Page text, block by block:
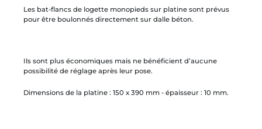
Les bat-flancs de logette monopieds sur platine sont prévus
pour être boulonnés directement sur dalle béton.
Ils sont plus économiques mais ne bénéficient d’aucune
possibilité de réglage après leur pose.
Dimensions de la platine : 150 x 390 mm - épaisseur : 10 mm.